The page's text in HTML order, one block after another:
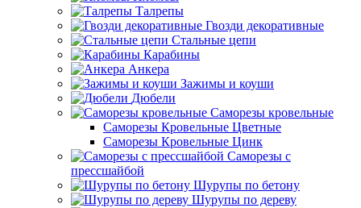
Талрепы
Гвозди декоративные
Стальные цепи
Карабины
Анкера
Зажимы и коуши
Дюбели
Саморезы кровельные
Саморезы Кровельные Цветные
Саморезы Кровельные Цинк
Саморезы с
прессшайбой
Шурупы по бетону
Шурупы по дереву